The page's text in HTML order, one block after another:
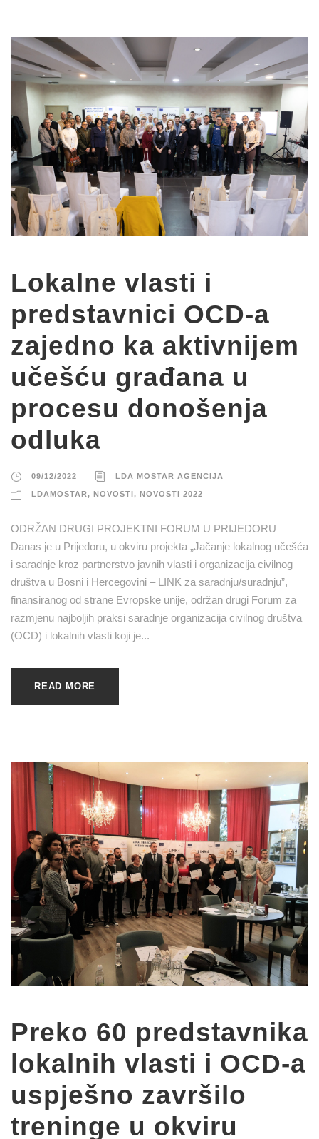
Lokalne vlasti i
predstavnici OCD-a
zajedno ka aktivnijem
učešću građana u
procesu donošenja
odluka
09/12/2022 LDA MOSTAR AGENCIJA
LDAMOSTAR, NOVOSTI, NOVOSTI 2022
ODRŽAN DRUGI PROJEKTNI FORUM U PRIJEDORU
Danas je u Prijedoru, u okviru projekta „Jačanje lokalnog učešća
i saradnje kroz partnerstvo javnih vlasti i organizacija civilnog
društva u Bosni i Hercegovini – LINK za saradnju/suradnju”,
finansiranog od strane Evropske unije, održan drugi Forum za
razmjenu najboljih praksi saradnje organizacija civilnog društva
(OCD) i lokalnih vlasti koji je...
READ MORE
Preko 60 predstavnika
lokalnih vlasti i OCD-a
uspješno završilo
treninge u okviru